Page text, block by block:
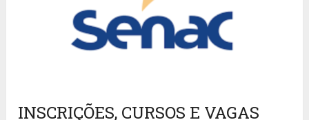
INSCRIÇÕES, CURSOS E VAGAS